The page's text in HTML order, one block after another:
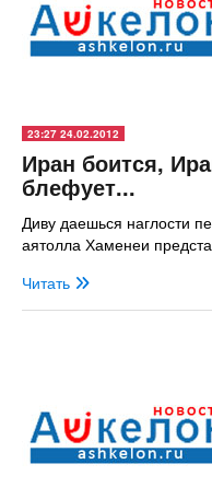
23:27 24.02.2012
Иран боится,
блефует...
Диву даешься наглости
аятолла Хаменеи
Читать